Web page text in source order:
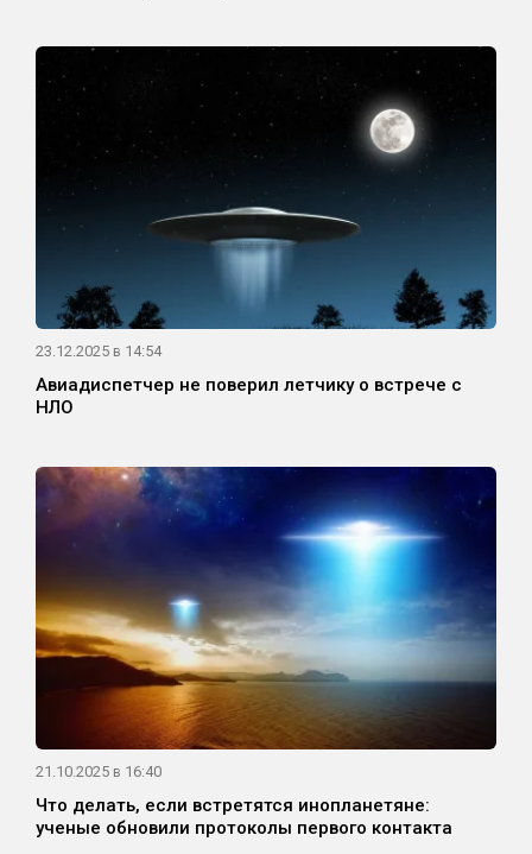
23.12.2025 в 14:54
Авиадиспетчер не поверил летчику о встрече с
НЛО
21.10.2025 в 16:40
Что делать, если встретятся инопланетяне:
ученые обновили протоколы первого контакта